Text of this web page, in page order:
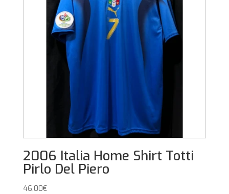
2006 Italia Home Shirt Totti
Pirlo Del Piero
46,00€